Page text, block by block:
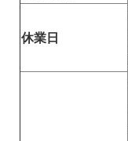
休業日